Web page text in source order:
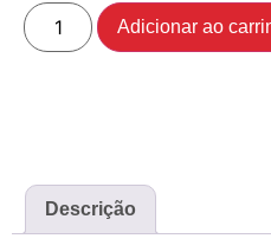
Adicionar ao
Descrição